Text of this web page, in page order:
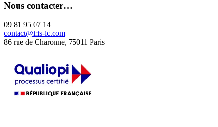
Nous contacter…
09 81 95 07 14
contact@iris-ic.com
86 rue de Charonne, 75011 Paris